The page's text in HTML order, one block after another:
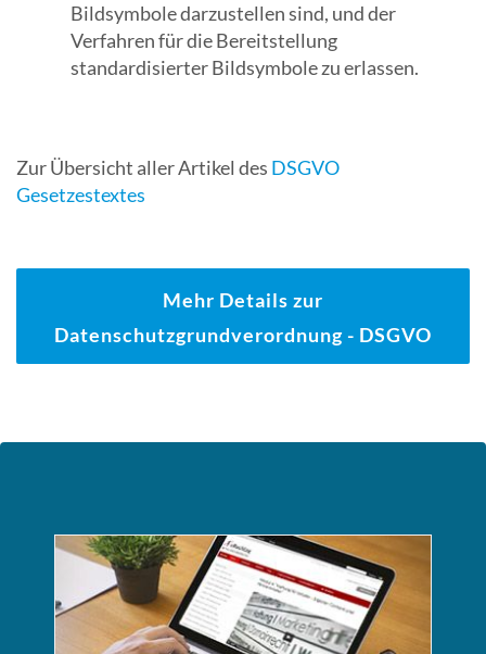
Bildsymbole darzustellen sind, und der
Verfahren für die Bereitstellung
standardisierter Bildsymbole zu erlassen.
Zur Übersicht aller Artikel des DSGVO
Gesetzestextes
Mehr Details zur
Datenschutzgrundverordnung - DSGVO